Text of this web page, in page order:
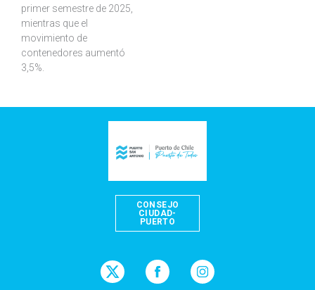
primer semestre de 2025,
mientras que el
movimiento de
contenedores aumentó
3,5%.
CONSEJO
CIUDAD-
PUERTO